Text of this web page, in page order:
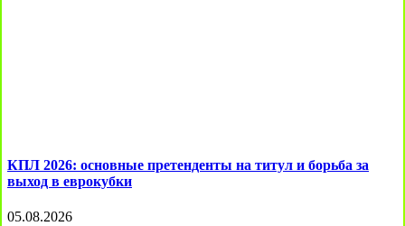
КПЛ 2026: основные претенденты на титул и борьба за
выход в еврокубки
05.08.2026